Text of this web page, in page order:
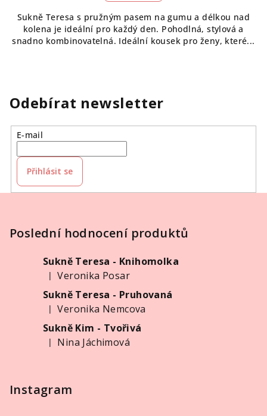
Sukně Teresa s pružným pasem na gumu a délkou nad
kolena je ideální pro každý den. Pohodlná, stylová a
snadno kombinovatelná. Ideální kousek pro ženy, které...
Odebírat newsletter
E-mail
Přihlásit se
Poslední hodnocení produktů
Sukně Teresa - Knihomolka
Hodnocení produktu je 5 z 5 hvězdiček.
|
Veronika Posar
Sukně Teresa - Pruhovaná
Hodnocení produktu je 5 z 5 hvězdiček.
|
Veronika Nemcova
Sukně Kim - Tvořivá
Hodnocení produktu je 5 z 5 hvězdiček.
| Nina Jáchimová
Instagram